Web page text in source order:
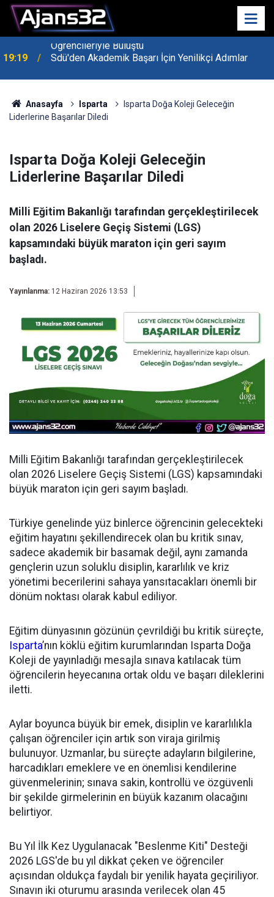
19:19 Sdü'den Akademik Başarı İçin Yenilikçi Adımlar
Anasayfa Isparta
Isparta Doğa Koleji Geleceğin
Liderlerine Başarılar Diledi
Isparta Doğa Koleji Geleceğin
Liderlerine Başarılar Diledi
Milli Eğitim Bakanlığı tarafından gerçekleştirilecek
olan 2026 Liselere Geçiş Sistemi (LGS)
kapsamındaki büyük maraton için geri sayım
başladı.
Yayınlanma: 12 Haziran 2026 13:53
Milli Eğitim Bakanlığı tarafından gerçekleştirilecek
olan 2026 Liselere Geçiş Sistemi (LGS) kapsamındaki
büyük maraton için geri sayım başladı.
Türkiye genelinde yüz binlerce öğrencinin gelecekteki
eğitim hayatını şekillendirecek olan bu kritik sınav,
sadece akademik bir basamak değil, aynı zamanda
gençlerin uzun soluklu disiplin, kararlılık ve kriz
yönetimi becerilerini sahaya yansıtacakları önemli bir
dönüm noktası olarak kabul ediliyor.
Eğitim dünyasının gözünün çevrildiği bu kritik süreçte,
Isparta’nın köklü eğitim kurumlarından Isparta Doğa
Koleji de yayınladığı mesajla sınava katılacak tüm
öğrencilerin heyecanına ortak oldu ve başarı dileklerini
iletti.
Aylar boyunca büyük bir emek, disiplin ve kararlılıkla
çalışan öğrenciler için artık son viraja girilmiş
bulunuyor. Uzmanlar, bu süreçte adayların bilgilerine,
harcadıkları emeklere ve en önemlisi kendilerine
güvenmelerinin; sınava sakin, kontrollü ve özgüvenli
bir şekilde girmelerinin en büyük kazanım olacağını
belirtiyor.
Bu Yıl İlk Kez Uygulanacak "Beslenme Kiti" Desteği
2026 LGS'de bu yıl dikkat çeken ve öğrenciler
açısından oldukça faydalı bir yenilik hayata geçiriliyor.
Sınavın iki oturumu arasında verilecek olan 45